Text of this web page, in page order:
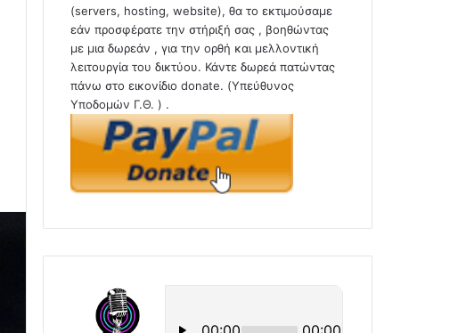
(servers, hosting, website), θα το εκτιμούσαμε
εάν προσφέρατε την στήριξή σας , βοηθώντας
με μια δωρεάν , για την ορθή και μελλοντική
λειτουργία του δικτύου. Κάντε δωρεά πατώντας
πάνω στο εικονίδιο donate. (Υπεύθυνος
Υποδομών Γ.Θ. ) .